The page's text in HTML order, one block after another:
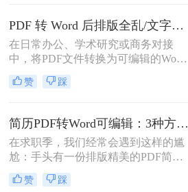
等“惨剧”。因此，很多人都在苦苦寻
找“PDF怎么转Word才能保持原格式
不变/版式不乱”的完美方案。
PDF 转 Word 后排版全乱/文字错位/串行/乱跑怎么办？3种高保真转换方法全解析
在日常办公、学术研究或商务对接
中，将PDF文件转换为可编辑的Word
文档是极高频的需求。但最令人头疼
的往往不是转换本身，而是转换后出
等“惨剧”。面对PDF 转 Word 后排版
全乱/文字错位/串行/乱跑怎么办这一
难题，很多人尝试了各种免费工具却
依然无法解决。
赞 踩
简历PDF转Word可编辑：3种方法保留排版不乱的实测！
在求职季，我们经常会遇到这样的尴
尬：手头有一份排版精美的PDF简
历，但招聘系统只允许上传Word格
式，或者HR希望能直接在简历上修
赞 踩